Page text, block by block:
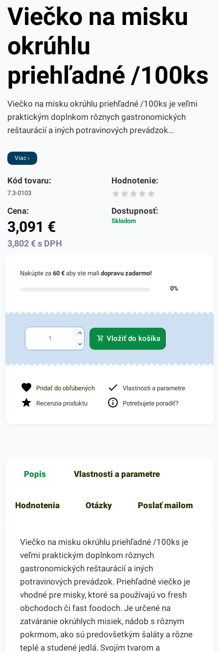
Viečko na misku
okrúhlu
priehľadné /100ks
Viečko na misku okrúhlu priehľadné /100ks je veľmi
praktickým doplnkom rôznych gastronomických
reštaurácií a iných potravinových prevádzok...
Viac ›
Kód tovaru:
7.3-0103
Hodnotenie:
Cena:
3,091 €
3,802€ s DPH
Dostupnosť:
Skladom
Nakúpte za60 € aby ste malidopravu zadarmo!
0%
Vložiť do košíka
Pridať do obľúbených Vlastnosti a parametre
Recenzia produktu Potrebujete poradiť?
Popis Vlastnosti a parametre
Hodnotenia Otázky Poslať mailom
Viečko na misku okrúhlu priehľadné /100ks je
veľmi praktickým doplnkom rôznych
gastronomických reštaurácií a iných
potravinových prevádzok. Priehľadné viečko je
vhodné pre misky, ktoré sa používajú vo fresh
obchodoch či fast foodoch. Je určené na
zatváranie okrúhlych misiek, nádob s rôznym
pokrmom, ako sú predovšetkým šaláty a rôzne
teplé a studené jedlá. Svojím tvarom a